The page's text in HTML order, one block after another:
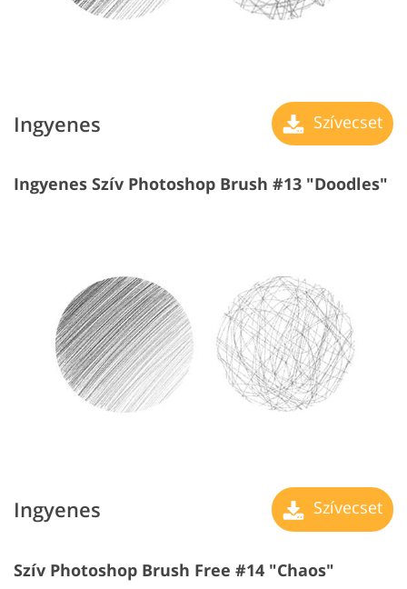
Ingyenes Szívecset
Ingyenes Szív Photoshop Brush #13 "Doodles"
Ingyenes Szívecset
Szív Photoshop Brush Free #14 "Chaos"